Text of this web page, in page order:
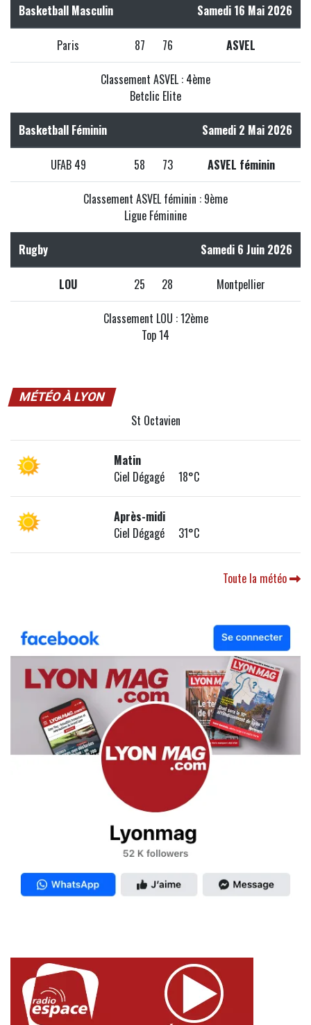
Basketball Masculin Samedi 16 Mai 2026
Paris 87 76 ASVEL
Classement ASVEL : 4ème
Betclic Elite
Basketball Féminin Samedi 2 Mai 2026
UFAB 49 58 73 ASVEL féminin
Classement ASVEL féminin : 9ème
Ligue Féminine
Rugby Samedi 6 Juin 2026
LOU 25 28 Montpellier
Classement LOU : 12ème
Top 14
MÉTÉO À LYON
St Octavien
Matin
Ciel Dégagé 18°C
Après-midi
Ciel Dégagé 31°C
Toute la météo